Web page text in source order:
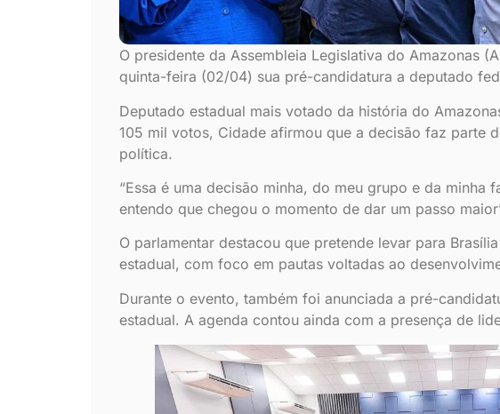
O presidente da Assembleia Legislativa do Amazonas
quinta-feira (02/04) sua pré-candidatura a deputado
Deputado estadual mais votado da história do
105 mil votos, Cidade afirmou que a decisão faz parte
política.
“Essa é uma decisão minha, do meu grupo e da minha
entendo que chegou o momento de dar um passo
O parlamentar destacou que pretende levar para
estadual, com foco em pautas voltadas ao
Durante o evento, também foi anunciada a pré-
estadual. A agenda contou ainda com a presença de